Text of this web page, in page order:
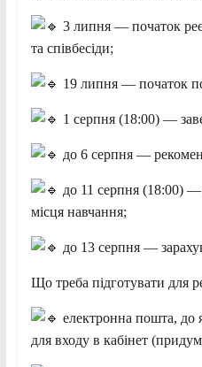
3 липня — початок
та співбесіди;
19 липня — початок
1 серпня (18:00) —
до 6 серпня —
до 11 серпня (18:00)
місця навчання;
до 13 серпня —
Що треба підготувати для
електронна пошта, до
для входу в кабінет